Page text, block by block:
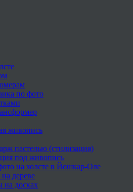
по фото
живопись
пастелью (стилизация)
под живопись
на холсте в Йошкар-Оле
дереве
на досках